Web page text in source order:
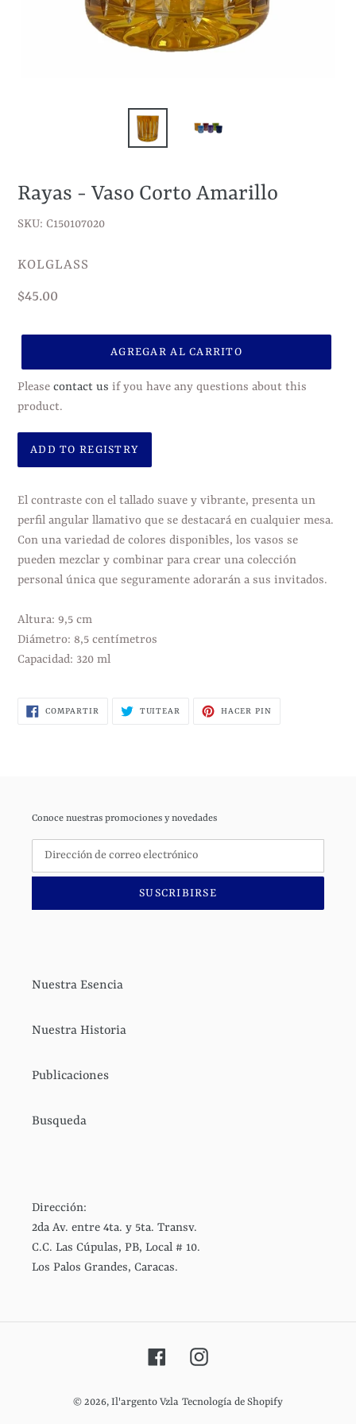
Rayas - Vaso Corto Amarillo
SKU: C150107020
VENDEDOR
KOLGLASS
Precio
$45.00
AGREGAR AL CARRITO
Please contact us if you have any questions about this
product.
el
producto
a
tu
carrito
compra
El contraste con el tallado suave y vibrante, presenta un
perfil angular llamativo que se destacará en cualquier mesa.
Con una variedad de colores disponibles, los vasos se
pueden mezclar y combinar para crear una colección
personal única que seguramente adorarán a sus invitados.
Altura: 9,5 cm
Diámetro: 8,5 centímetros
Capacidad: 320 ml
COMPARTIR COMPARTIRTUITEAR TUITEARHACER PINPINEAR
Conoce nuestras promociones y novedades
SUSCRIBIRSE
Nuestra Esencia
Nuestra Historia
Publicaciones
Busqueda
Dirección:
2da Av. entre 4ta. y 5ta. Transv.
C.C. Las Cúpulas, PB, Local # 10.
Los Palos Grandes, Caracas.
FacebookInstagram
© 2026, Il'argento Vzla Tecnología de Shopify